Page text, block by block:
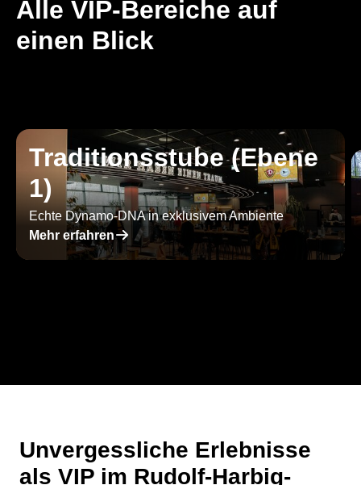
Alle VIP-Bereiche auf
einen Blick
Traditionsstube (Ebene
1)
Echte Dynamo-DNA in exklusivem Ambiente
Mehr erfahren􀄫
Unvergessliche Erlebnisse
als VIP im Rudolf-Harbig-